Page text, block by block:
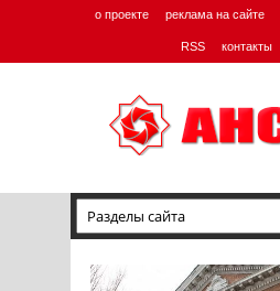
о проекте реклама на сайте
RSS контакты